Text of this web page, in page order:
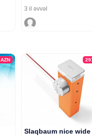
3 il əvvəl
AZN
Slaqbaum nice wide